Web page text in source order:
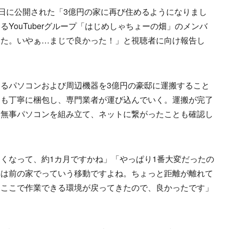
公開された「3億円の家に再び住めるようになりまし
YouTuberグループ「はじめしゃちょーの畑」のメンバ
。いやぁ…まじで良かった！」と視聴者に向け報告し
ソコンおよび周辺機器を3億円の豪邸に運搬すること
丁寧に梱包し、専門業者が運び込んでいく。運搬が完了
事パソコンを組み立て、ネットに繋がったことも確認し
って、約1カ月ですかね」「やっぱり1番大変だったの
前の家でっていう移動ですよね。ちょっと距離が離れて
こで作業できる環境が戻ってきたので、良かったです」